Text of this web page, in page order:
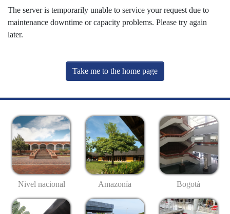
The server is temporarily unable to service your request due to
maintenance downtime or capacity problems. Please try again
later.
Take me to the home page
Nivel nacional Amazonía Bogotá